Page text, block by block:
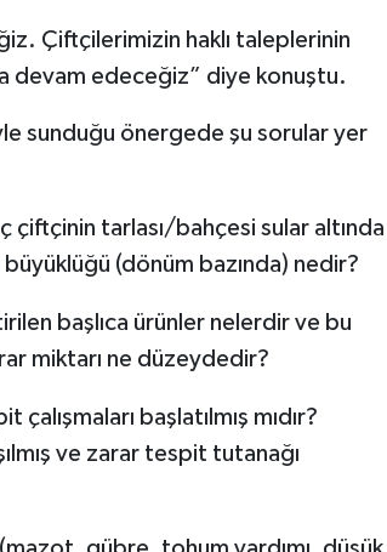
Çiftçilerimizin haklı taleplerinin
devam edeceğiz” diye konuştu.
sunduğu önergede şu sorular yer
çiftçinin tarlası/bahçesi sular altında
(dönüm bazında) nedir?
başlıca ürünler nelerdir ve bu
miktarı ne düzeydedir?
başlatılmış mıdır?
ve zarar tespit tutanağı